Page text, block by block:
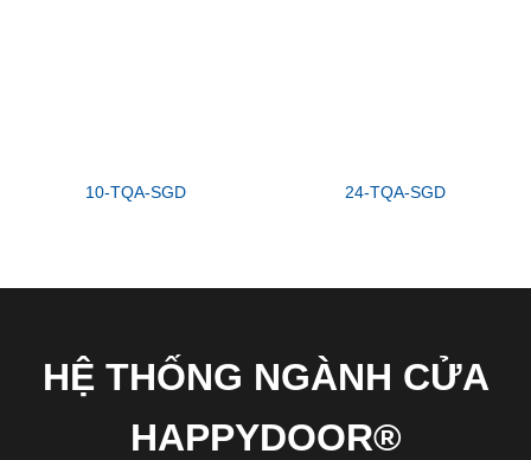
10-TQA-SGD 24-TQA-SGD
HỆ THỐNG NGÀNH CỬA
HAPPYDOOR®